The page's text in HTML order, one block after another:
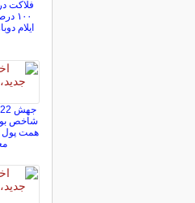
۱۰۰
ایلام
شاخص
همت پول